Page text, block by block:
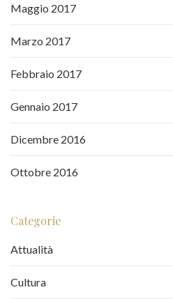
Maggio 2017
Marzo 2017
Febbraio 2017
Gennaio 2017
Dicembre 2016
Ottobre 2016
Categorie
Attualità
Cultura